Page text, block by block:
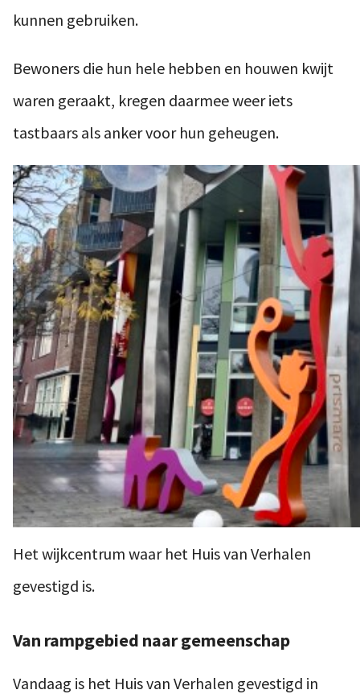
kunnen gebruiken.
Bewoners die hun hele hebben en houwen kwijt
waren geraakt, kregen daarmee weer iets
tastbaars als anker voor hun geheugen.
Het wijkcentrum waar het Huis van Verhalen
gevestigd is.
Van rampgebied naar gemeenschap
Vandaag is het Huis van Verhalen gevestigd in